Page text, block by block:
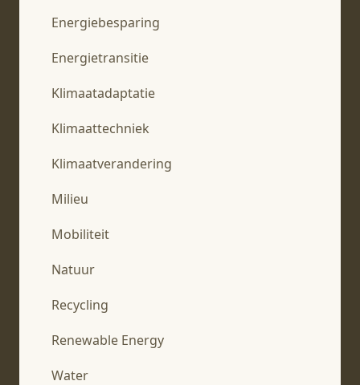
Energiebesparing
Energietransitie
Klimaatadaptatie
Klimaattechniek
Klimaatverandering
Milieu
Mobiliteit
Natuur
Recycling
Renewable Energy
Water